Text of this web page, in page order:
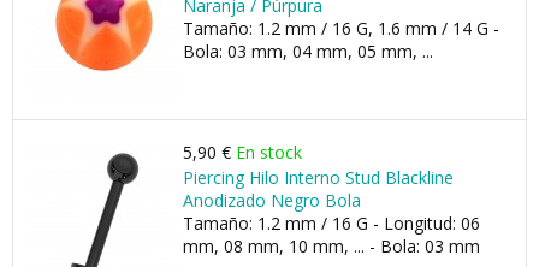
Naranja / Púrpura
Tamaño: 1.2 mm / 16 G, 1.6 mm / 14 G -
Bola: 03 mm, 04 mm, 05 mm, ...
5,90 € En stock
Piercing Hilo Interno Stud Blackline
Anodizado Negro Bola
Tamaño: 1.2 mm / 16 G - Longitud: 06
mm, 08 mm, 10 mm, ... - Bola: 03 mm